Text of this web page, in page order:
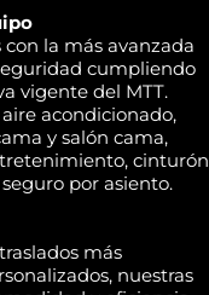
con la más avanzada
cumpliendo
vigente del MTT.
acondicionado,
y salón cama,
cinturón
por asiento.
más
nuestras